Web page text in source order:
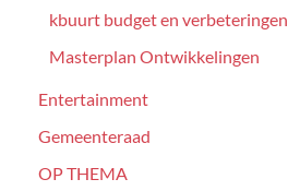
kbuurt budget en verbeteringen
Masterplan Ontwikkelingen
Entertainment
Gemeenteraad
OP THEMA